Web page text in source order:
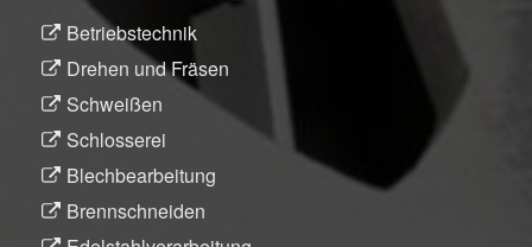
Betriebstechnik
Drehen und Fräsen
Schweißen
Schlosserei
Blechbearbeitung
Brennschneiden